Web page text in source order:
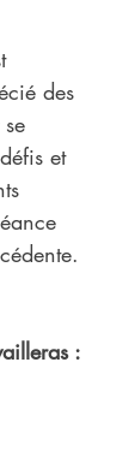
des
et
: